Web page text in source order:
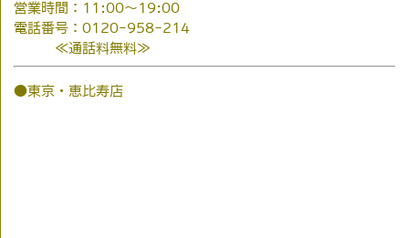
営業時間：11:00～19:00
電話番号：0120-958-214
≪通話料無料≫
●東京・恵比寿店